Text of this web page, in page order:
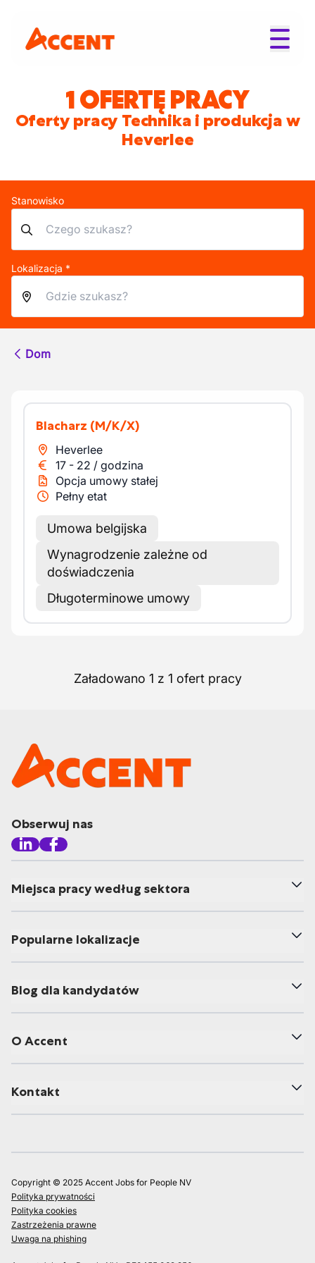
1 OFERTĘ PRACY
Oferty pracy Technika i produkcja w
Heverlee
Stanowisko
Lokalizacja *
Dom
Blacharz (M/K/X)
Heverlee
17 - 22 / godzina
Opcja umowy stałej
Pełny etat
Umowa belgijska
Wynagrodzenie zależne od
doświadczenia
Długoterminowe umowy
Załadowano 1 z 1 ofert pracy
Obserwuj nas
Miejsca pracy według sektora
Popularne lokalizacje
Blog dla kandydatów
O Accent
Kontakt
Copyright © 2025 Accent Jobs for People NV
Polityka prywatności
Polityka cookies
Zastrzeżenia prawne
Uwaga na phishing